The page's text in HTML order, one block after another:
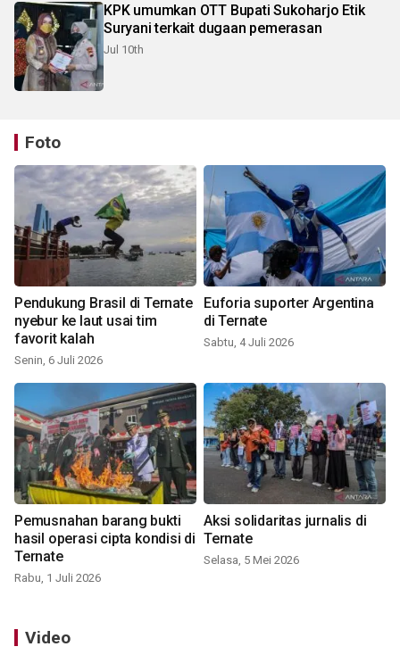
KPK umumkan OTT Bupati Sukoharjo Etik
Suryani terkait dugaan pemerasan
Jul 10th
Foto
Pendukung Brasil di Ternate
nyebur ke laut usai tim
favorit kalah
Senin, 6 Juli 2026
Euforia suporter Argentina
di Ternate
Sabtu, 4 Juli 2026
Pemusnahan barang bukti
hasil operasi cipta kondisi di
Ternate
Rabu, 1 Juli 2026
Aksi solidaritas jurnalis di
Ternate
Selasa, 5 Mei 2026
Video